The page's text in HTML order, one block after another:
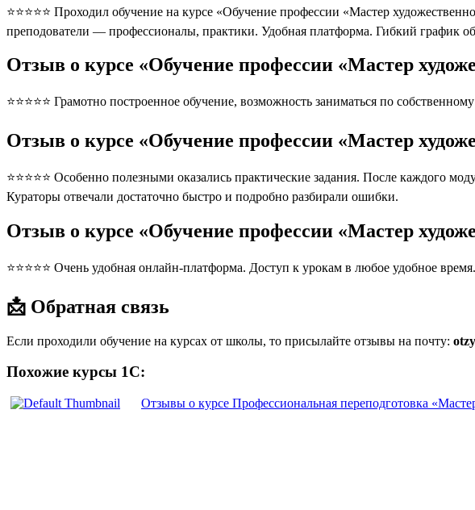
⭐⭐⭐⭐⭐ Проходил обучение на курсе «Обучение профессии «Мастер
преподователи — профессионалы, практики. Удобная платформа. Гибкий график
Отзыв о курсе «Обучение профессии «Мастер
⭐⭐⭐⭐⭐ Грамотно построенное обучение, возможность заниматься по
Отзыв о курсе «Обучение профессии «Мастер
⭐⭐⭐⭐⭐ Особенно полезными оказались практические задания. После каждого
Кураторы отвечали достаточно быстро и подробно разбирали ошибки.
Отзыв о курсе «Обучение профессии «Мастер
⭐⭐⭐⭐⭐ Очень удобная онлайн-платформа. Доступ к урокам в любое удобное время.
📩 Обратная связь
Если проходили обучение на курсах от школы, то присылайте отзывы на почту:
Похожие курсы 1С:
Отзывы о курсе Профессиональная переподготовка